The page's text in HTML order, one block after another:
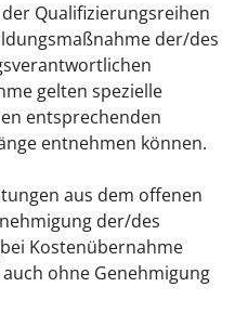
Qualifizierungsreihen
der/des
gelten spezielle
entsprechenden
entnehmen können.
aus dem offenen
der/des
Kostenübernahme
ohne Genehmigung